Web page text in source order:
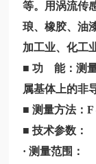
等。用涡流传
琅、橡胶、油
加工业、化工
■ 功 能：测量
属基体上的非
■ 测量方法：
■ 技术参数：
· 测量范围：